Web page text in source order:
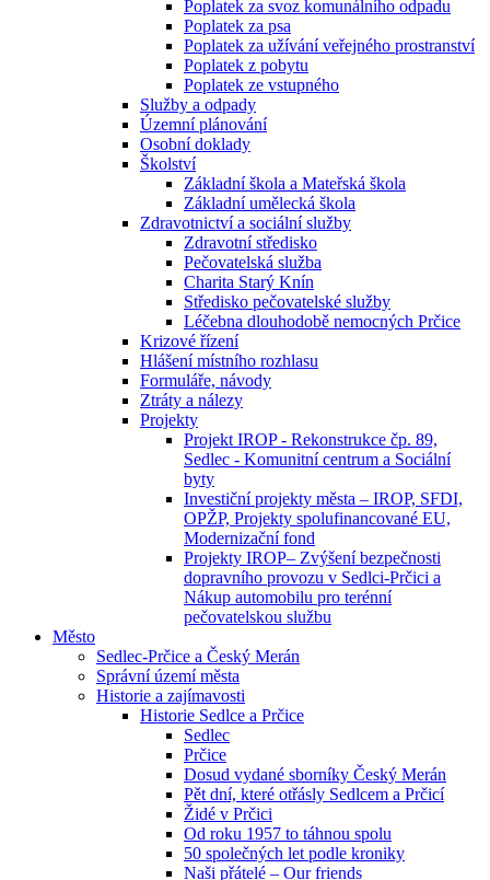
Poplatek za svoz komunálního odpadu
Poplatek za psa
Poplatek za užívání veřejného prostranství
Poplatek z pobytu
Poplatek ze vstupného
Služby a odpady
Územní plánování
Osobní doklady
Školství
Základní škola a Mateřská škola
Základní umělecká škola
Zdravotnictví a sociální služby
Zdravotní středisko
Pečovatelská služba
Charita Starý Knín
Středisko pečovatelské služby
Léčebna dlouhodobě nemocných Prčice
Krizové řízení
Hlášení místního rozhlasu
Formuláře, návody
Ztráty a nálezy
Projekty
Projekt IROP - Rekonstrukce čp. 89,
Sedlec - Komunitní centrum a Sociální
byty
Investiční projekty města – IROP, SFDI,
OPŽP, Projekty spolufinancované EU,
Modernizační fond
Projekty IROP– Zvýšení bezpečnosti
dopravního provozu v Sedlci-Prčici a
Nákup automobilu pro terénní
pečovatelskou službu
Město
Sedlec-Prčice a Český Merán
Správní území města
Historie a zajímavosti
Historie Sedlce a Prčice
Sedlec
Prčice
Dosud vydané sborníky Český Merán
Pět dní, které otřásly Sedlcem a Prčicí
Židé v Prčici
Od roku 1957 to táhnou spolu
50 společných let podle kroniky
Naši přátelé – Our friends